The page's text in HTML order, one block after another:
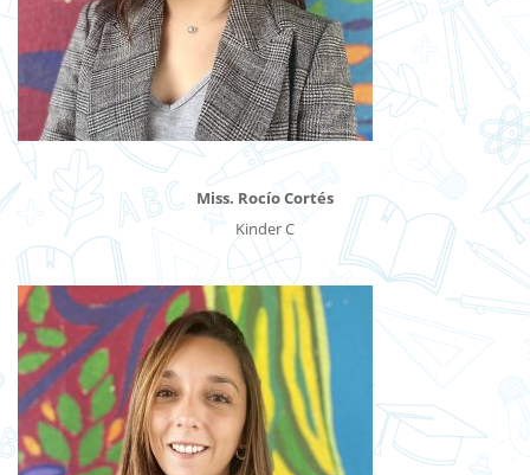
Miss. Rocío Cortés
Kinder C